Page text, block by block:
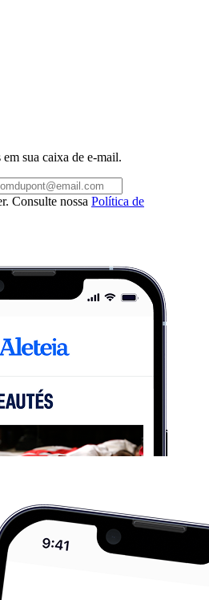
sua caixa de e-mail.
Consulte nossa Política de